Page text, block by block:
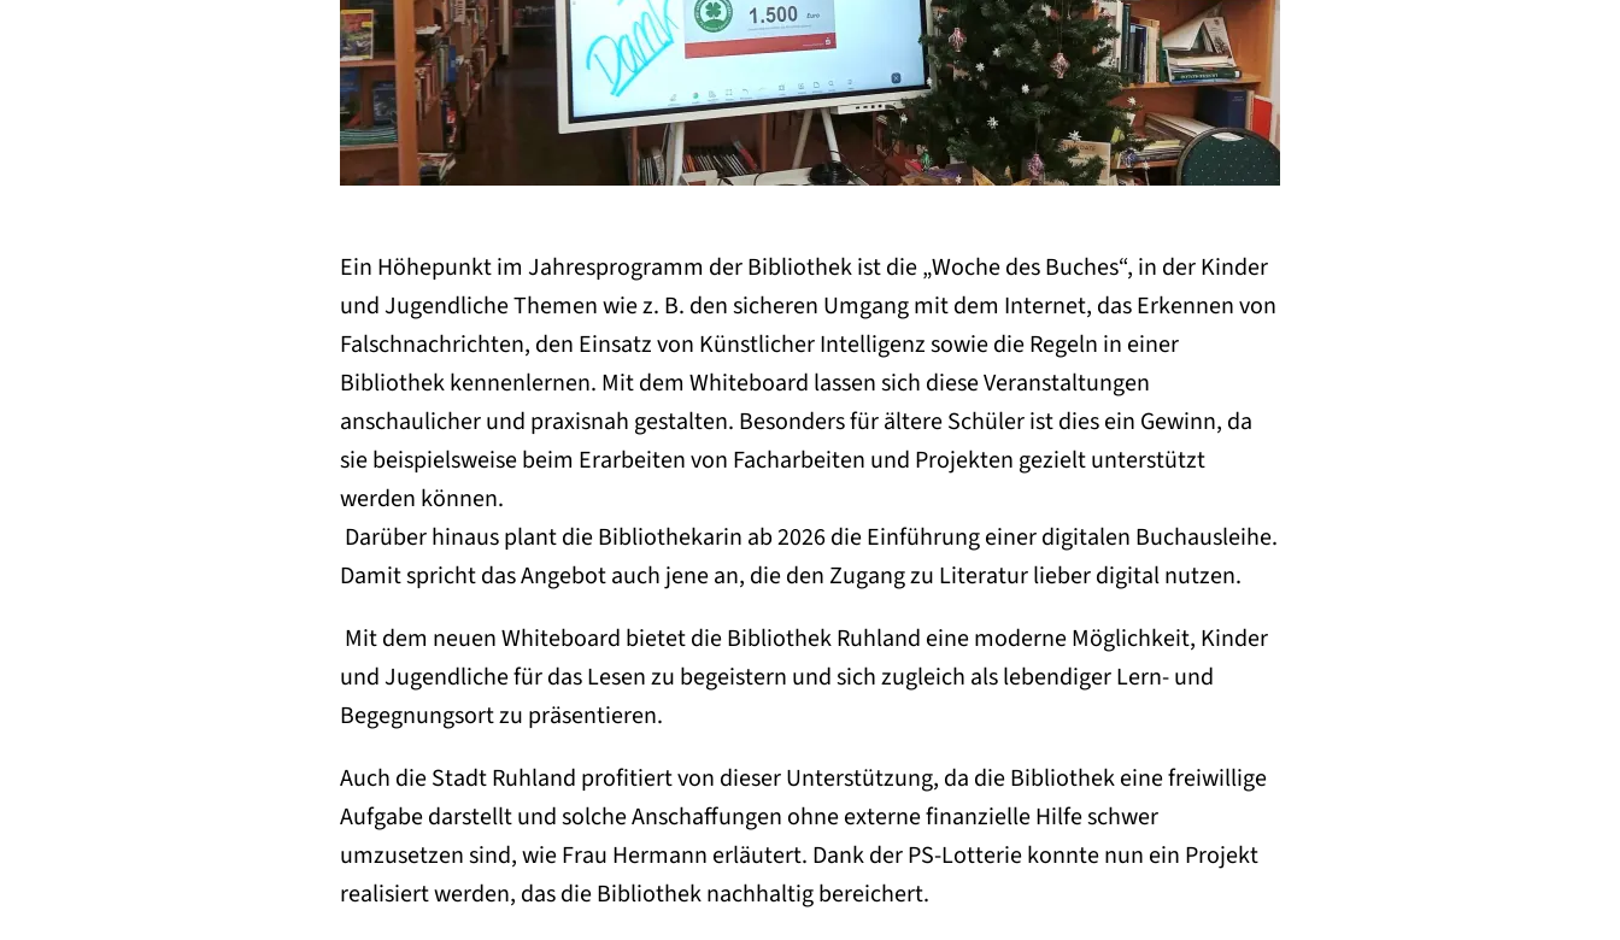
Ein Höhepunkt im Jahresprogramm der Bibliothek ist die „Woche des Buches“, in der Kinder
und Jugendliche Themen wie z. B. den sicheren Umgang mit dem Internet, das Erkennen von
Falschnachrichten, den Einsatz von Künstlicher Intelligenz sowie die Regeln in einer
Bibliothek kennenlernen. Mit dem Whiteboard lassen sich diese Veranstaltungen
anschaulicher und praxisnah gestalten. Besonders für ältere Schüler ist dies ein Gewinn, da
sie beispielsweise beim Erarbeiten von Facharbeiten und Projekten gezielt unterstützt
werden können.
Darüber hinaus plant die Bibliothekarin ab 2026 die Einführung einer digitalen Buchausleihe.
Damit spricht das Angebot auch jene an, die den Zugang zu Literatur lieber digital nutzen.
Mit dem neuen Whiteboard bietet die Bibliothek Ruhland eine moderne Möglichkeit, Kinder
und Jugendliche für das Lesen zu begeistern und sich zugleich als lebendiger Lern- und
Begegnungsort zu präsentieren.
Auch die Stadt Ruhland profitiert von dieser Unterstützung, da die Bibliothek eine freiwillige
Aufgabe darstellt und solche Anschaffungen ohne externe finanzielle Hilfe schwer
umzusetzen sind, wie Frau Hermann erläutert. Dank der PS-Lotterie konnte nun ein Projekt
realisiert werden, das die Bibliothek nachhaltig bereichert.